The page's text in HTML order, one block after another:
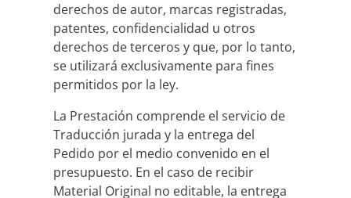
derechos de autor, marcas registradas,
patentes, confidencialidad u otros
derechos de terceros y que, por lo tanto,
se utilizará exclusivamente para fines
permitidos por la ley.
La Prestación comprende el servicio de
Traducción jurada y la entrega del
Pedido por el medio convenido en el
presupuesto. En el caso de recibir
Material Original no editable, la entrega